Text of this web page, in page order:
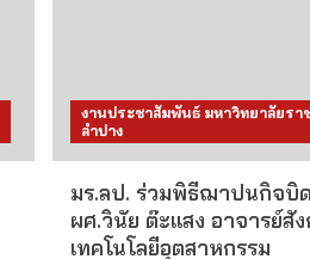
งานประชาสัมพันธ์ มหาวิทยาลัยรา
ลำปาง
มร.ลป. ร่วมพิธีฌาปนกิจบิ
ผศ.วินัย ต๊ะแสง อาจารย์สั
เทคโนโลยีอุตสาหกรรม